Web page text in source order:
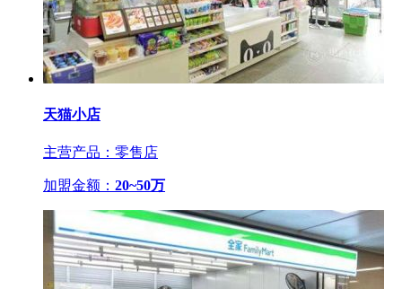
天猫小店
主营产品：零售店
加盟金额： 20~50万